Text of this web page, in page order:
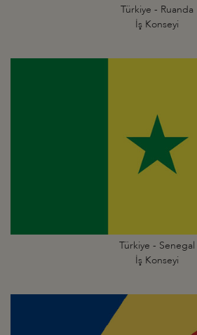
Türkiye - Ruanda
İş Konseyi
Türkiye - Senegal
İş Konseyi